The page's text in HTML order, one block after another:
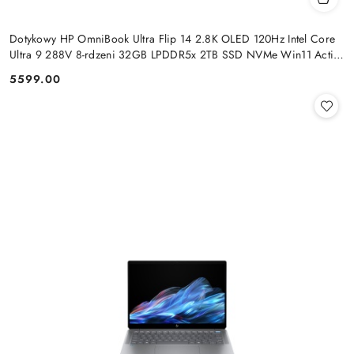
Dotykowy HP OmniBook Ultra Flip 14 2.8K OLED 120Hz Intel Core
Ultra 9 288V 8-rdzeni 32GB LPDDR5x 2TB SSD NVMe Win11 Active
Cena:
5599.00